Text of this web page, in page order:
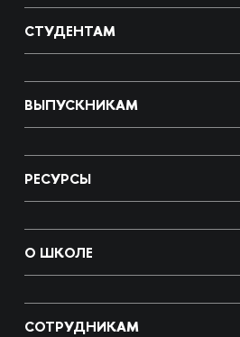
СТУДЕНТАМ
ВЫПУСКНИКАМ
РЕСУРСЫ
О ШКОЛЕ
СОТРУДНИКАМ